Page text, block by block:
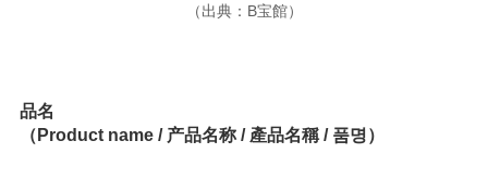
（出典：B宝館）
品名
（Product name / 产品名称 / 產品名稱 / 품명）